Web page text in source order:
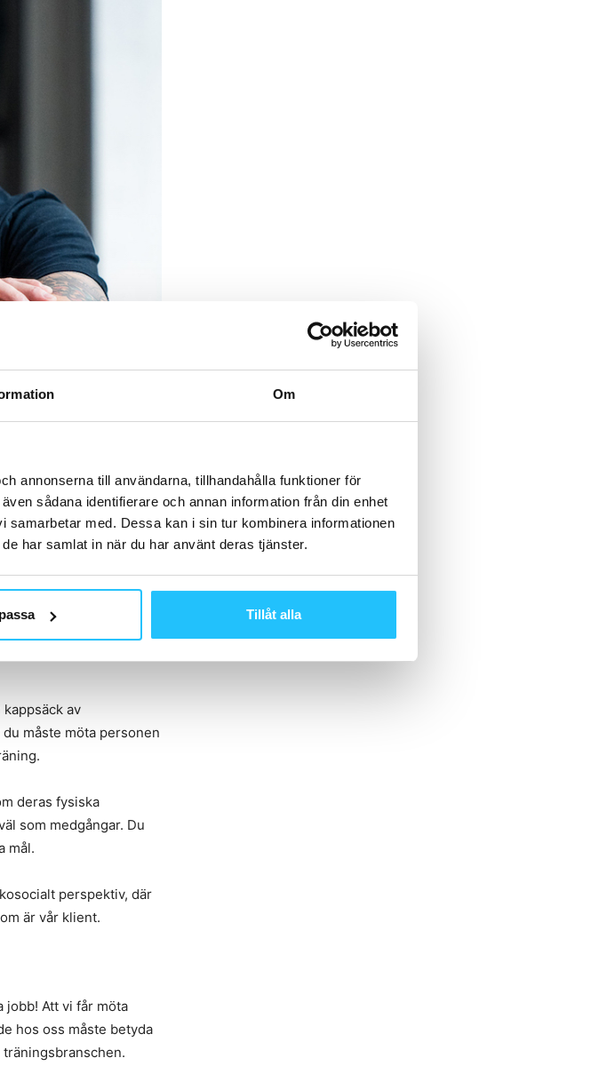
Om
annonserna till användarna, tillhandahålla funktioner för
sådana identifierare och annan information från din enhet
med. Dessa kan i sin tur kombinera informationen
har samlat in när du har använt deras tjänster.
Tillåt alla
allt högre krav på
skrika på kändisar som
av
måste möta personen
deras fysiska
som medgångar. Du
mål.
perspektiv, där
är vår klient.
jobb! Att vi får möta
hos oss måste betyda